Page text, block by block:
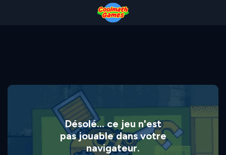
Désolé... ce jeu n'est
pas jouable dans votre
navigateur.